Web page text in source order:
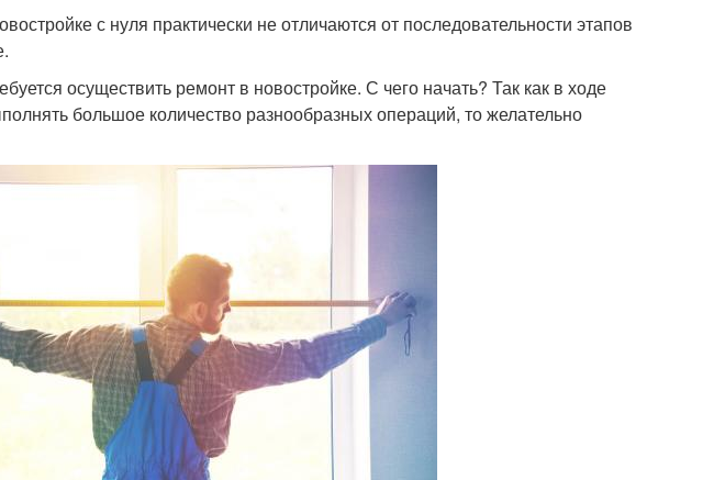
с нуля практически не отличаются от последовательности этапов
осуществить ремонт в новостройке. С чего начать? Так как в ходе
большое количество разнообразных операций, то желательно